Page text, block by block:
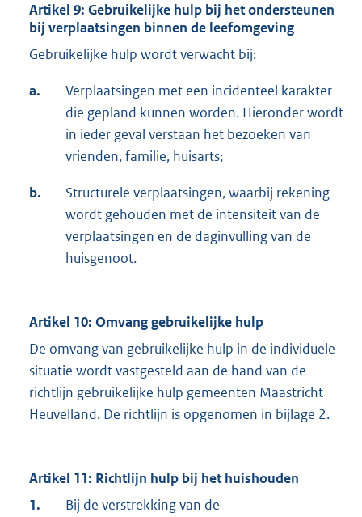
Artikel 9: Gebruikelijke hulp bij het ondersteunen
bij verplaatsingen binnen de leefomgeving
Gebruikelijke hulp wordt verwacht bij:
a.
Verplaatsingen met een incidenteel karakter
die gepland kunnen worden. Hieronder wordt
in ieder geval verstaan het bezoeken van
vrienden, familie, huisarts;
b.
Structurele verplaatsingen, waarbij rekening
wordt gehouden met de intensiteit van de
verplaatsingen en de daginvulling van de
huisgenoot.
Artikel 10: Omvang gebruikelijke hulp
De omvang van gebruikelijke hulp in de individuele
situatie wordt vastgesteld aan de hand van de
richtlijn gebruikelijke hulp gemeenten Maastricht
Heuvelland. De richtlijn is opgenomen in bijlage 2.
Artikel 11: Richtlijn hulp bij het huishouden
1.
Bij de verstrekking van de